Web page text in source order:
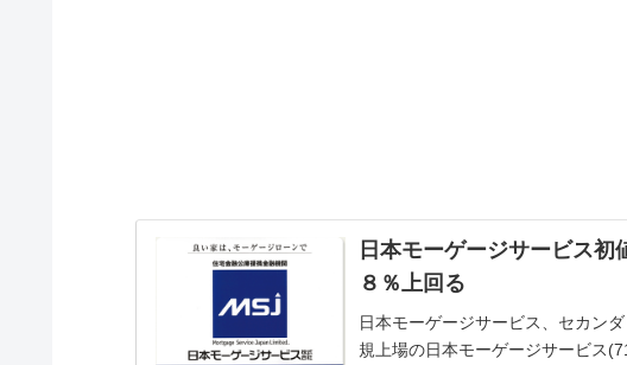
日本モーゲージサービス初
８％上回る
日本モーゲージサービス、セカン
規上場の日本モーゲージサービス